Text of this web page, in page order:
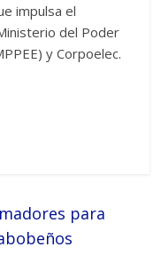
impulsa el
del Poder
y Corpoelec.
para